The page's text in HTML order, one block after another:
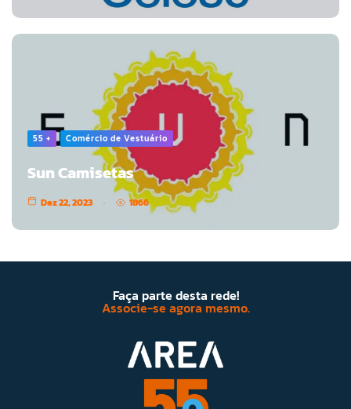
55 + Comércio de Vestuário
Sun Camisetas
Dez 22, 2023 1866
Faça parte desta rede!
Associe-se agora mesmo.